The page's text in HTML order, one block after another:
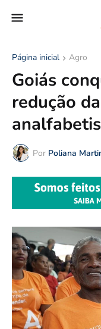
Página inicial Agro
Goiás
redução
Por Poliana